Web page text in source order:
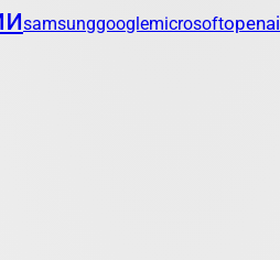
samsunggooglemicrosoftopenai